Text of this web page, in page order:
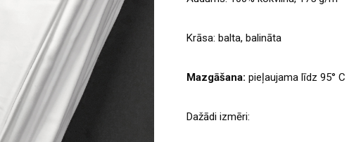
Krāsa: balta, balināta
Mazgāšana: pieļaujama līdz 95° C
Dažādi izmēri: